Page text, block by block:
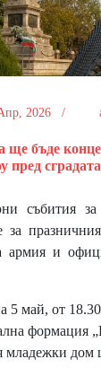
2026 /
бъде
пред
събития
за
армия и
5 май, от 18.30
формация
дом